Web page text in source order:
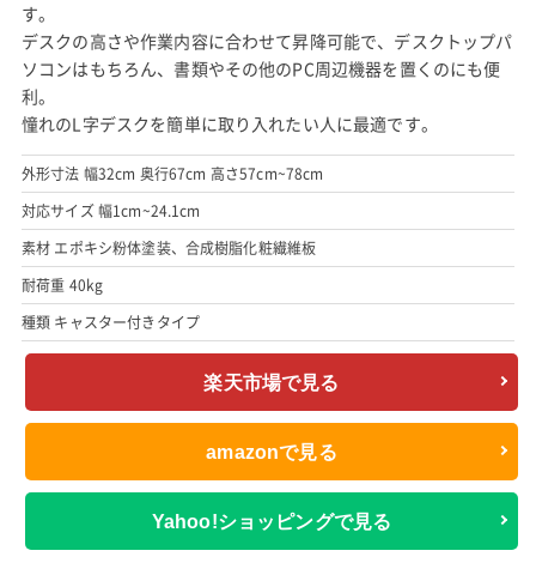
す。
デスクの高さや作業内容に合わせて昇降可能で、デスクトップパ
ソコンはもちろん、書類やその他のPC周辺機器を置くのにも便
利。
憧れのL字デスクを簡単に取り入れたい人に最適です。
外形寸法 幅32cm 奥行67cm 高さ57cm~78cm
対応サイズ 幅1cm~24.1cm
素材 エポキシ粉体塗装、合成樹脂化粧繊維板
耐荷重 40kg
種類 キャスター付きタイプ
楽天市場で見る
amazonで見る
Yahoo!ショッピングで見る